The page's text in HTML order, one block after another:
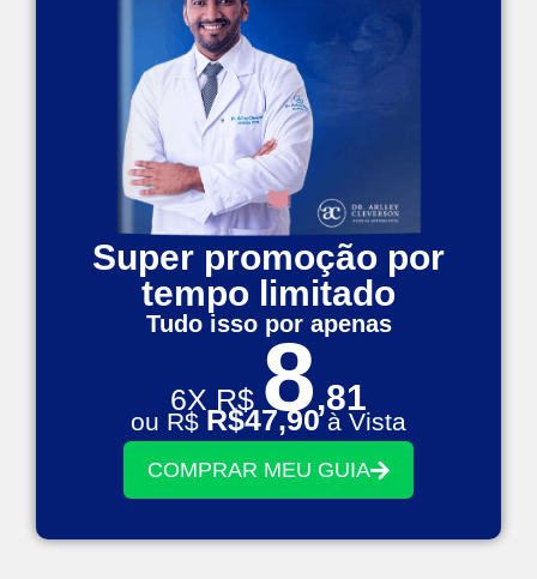
Super promoção por
tempo limitado
Tudo isso por apenas
6X R$ 8,81
ou R$ R$47,90à Vista
COMPRAR MEU GUIA